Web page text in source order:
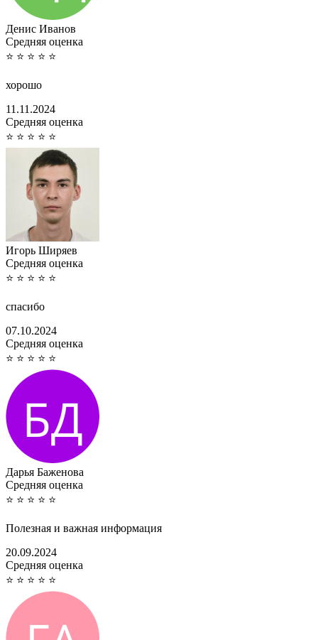
Денис Иванов
Cредняя оценка
⭐ ⭐ ⭐ ⭐ ⭐
хорошо
11.11.2024
Cредняя оценка
⭐ ⭐ ⭐ ⭐ ⭐
Игорь Ширяев
Cредняя оценка
⭐ ⭐ ⭐ ⭐ ⭐
спасибо
07.10.2024
Cредняя оценка
⭐ ⭐ ⭐ ⭐ ⭐
Дарья Баженова
Cредняя оценка
⭐ ⭐ ⭐ ⭐ ⭐
Полезная и важная информация
20.09.2024
Cредняя оценка
⭐ ⭐ ⭐ ⭐ ⭐